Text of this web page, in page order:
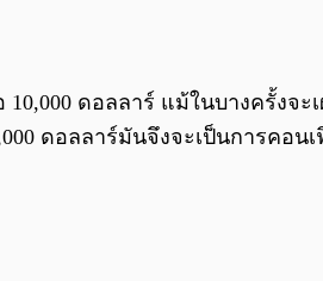
10,000 ดอลลาร์ แม้ในบางครั้ง
ดอลลาร์มันจึงจะเป็นการคอ